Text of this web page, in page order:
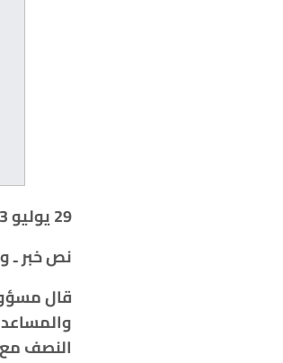
29 يوليو 2023
نص خبر ـ
قال
النصف مع